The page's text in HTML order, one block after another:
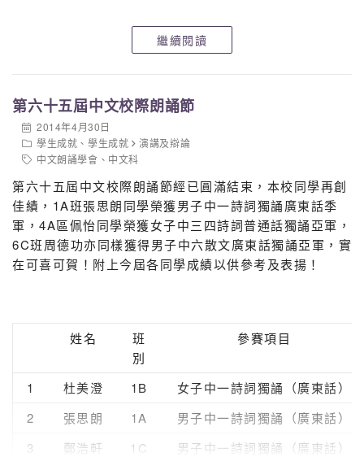
繼續閱讀
第六十五屆中文校際朗誦節
2014年4月30日
學生成就 、學生成就
演講及辯論
中文朗誦學會 、 中文科
第六十五屆中文校際朗誦節經已圓滿結束，本校同學再創
佳績，1A班張思朗同學榮獲男子中一詩詞獨誦廣東話季
軍，4A區佩怡同學榮獲女子中三四詩詞普通話獨誦亞軍，
6C班周德功亦同樣獲得男子中六散文廣東話獨誦亞軍，實
在可喜可賀！附上今屆各同學成績以供參考及表揚！
姓名
班
別
參賽項目
1 杜美澄 1B
女子中一詩詞獨誦（廣東話）
2
張思朗 1A
男子中一詩詞獨誦（廣東話）
3
鄭浩軒 1C
男子中一詩詞獨誦（廣東話）